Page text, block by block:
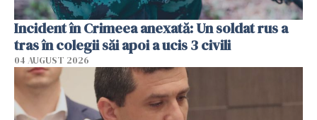
Incident în Crimeea anexată: Un soldat rus a
tras în colegii săi apoi a ucis 3 civili
04 AUGUST 2026